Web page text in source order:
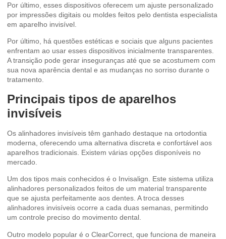
Por último, esses dispositivos oferecem um ajuste personalizado
por impressões digitais ou moldes feitos pelo dentista especialista
em aparelho invisível.
Por último, há questões estéticas e sociais que alguns pacientes
enfrentam ao usar esses dispositivos inicialmente transparentes.
A transição pode gerar inseguranças até que se acostumem com
sua nova aparência dental e as mudanças no sorriso durante o
tratamento.
Principais tipos de aparelhos
invisíveis
Os alinhadores invisíveis têm ganhado destaque na ortodontia
moderna, oferecendo uma alternativa discreta e confortável aos
aparelhos tradicionais. Existem várias opções disponíveis no
mercado.
Um dos tipos mais conhecidos é o Invisalign. Este sistema utiliza
alinhadores personalizados feitos de um material transparente
que se ajusta perfeitamente aos dentes. A troca desses
alinhadores invisíveis ocorre a cada duas semanas, permitindo
um controle preciso do movimento dental.
Outro modelo popular é o ClearCorrect, que funciona de maneira